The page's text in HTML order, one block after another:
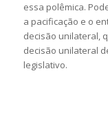
essa polêmica.
a pacificação e o
decisão unilateral,
decisão unilateral
legislativo.